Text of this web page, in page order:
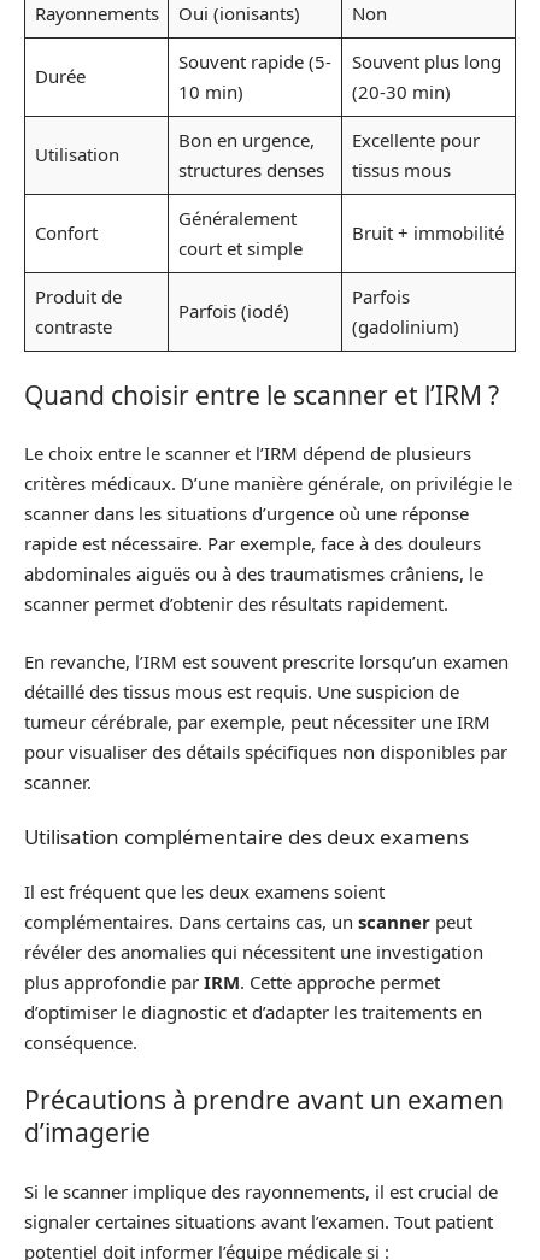
Rayonnements
Oui (ionisants) Non
Durée
Souvent rapide (5-
10 min)
Souvent plus long
(20-30 min)
Utilisation
Bon en urgence,
structures denses
Excellente pour
tissus mous
Confort
Généralement
court et simple
Bruit + immobilité
Produit de
contraste
Parfois (iodé)
Parfois
(gadolinium)
Quand choisir entre le scanner et l’IRM ?
Le choix entre le scanner et l’IRM dépend de plusieurs
critères médicaux. D’une manière générale, on privilégie le
scanner dans les situations d’urgence où une réponse
rapide est nécessaire. Par exemple, face à des douleurs
abdominales aiguës ou à des traumatismes crâniens, le
scanner permet d’obtenir des résultats rapidement.
En revanche, l’IRM est souvent prescrite lorsqu’un examen
détaillé des tissus mous est requis. Une suspicion de
tumeur cérébrale, par exemple, peut nécessiter une IRM
pour visualiser des détails spécifiques non disponibles par
scanner.
Utilisation complémentaire des deux examens
Il est fréquent que les deux examens soient
complémentaires. Dans certains cas, un scanner peut
révéler des anomalies qui nécessitent une investigation
plus approfondie par IRM. Cette approche permet
d’optimiser le diagnostic et d’adapter les traitements en
conséquence.
Précautions à prendre avant un examen
d’imagerie
Si le scanner implique des rayonnements, il est crucial de
signaler certaines situations avant l’examen. Tout patient
potentiel doit informer l’équipe médicale si :